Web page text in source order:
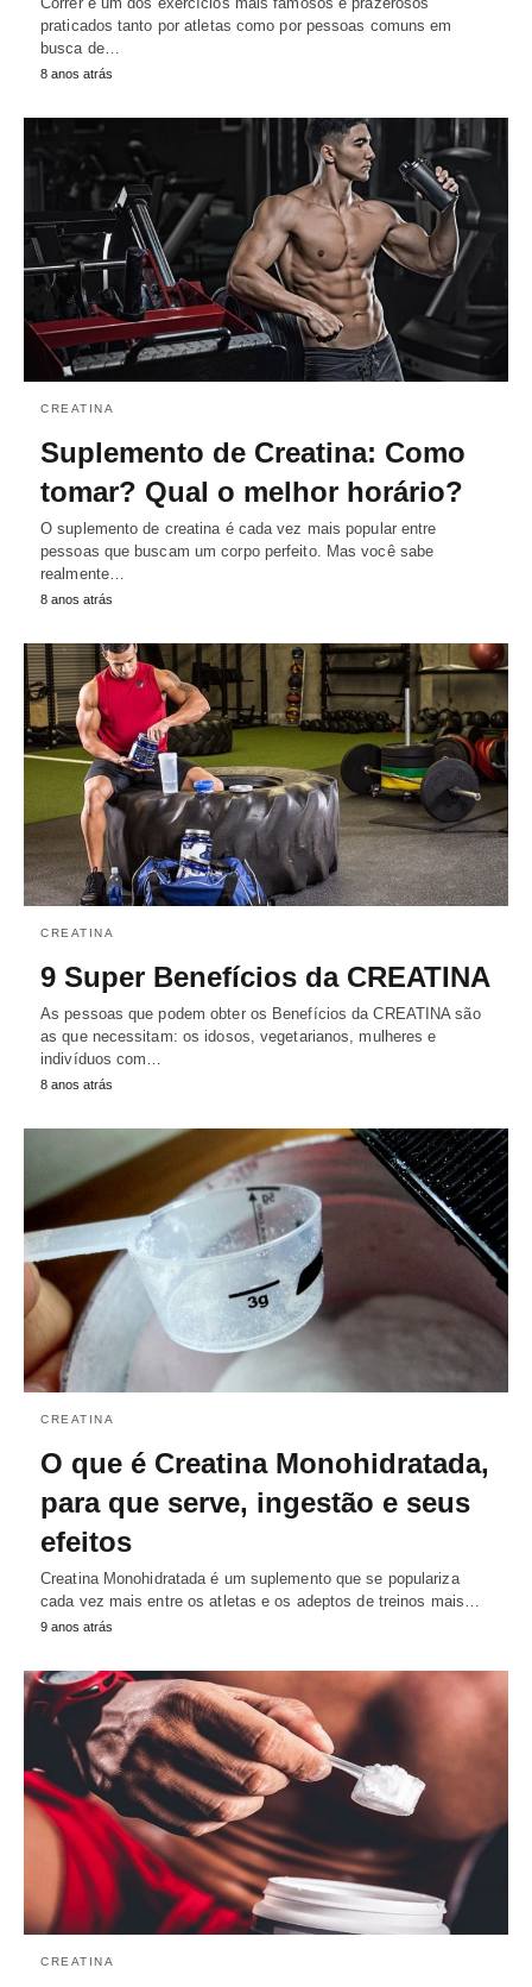
praticados tanto por atletas como por pessoas comuns em
busca de…
8 anos atrás
CREATINA
Suplemento de Creatina: Como
tomar? Qual o melhor horário?
O suplemento de creatina é cada vez mais popular entre
pessoas que buscam um corpo perfeito. Mas você sabe
realmente…
8 anos atrás
CREATINA
9 Super Benefícios da CREATINA
As pessoas que podem obter os Benefícios da CREATINA são
as que necessitam: os idosos, vegetarianos, mulheres e
indivíduos com…
8 anos atrás
CREATINA
O que é Creatina Monohidratada,
para que serve, ingestão e seus
efeitos
Creatina Monohidratada é um suplemento que se populariza
cada vez mais entre os atletas e os adeptos de treinos mais…
9 anos atrás
CREATINA